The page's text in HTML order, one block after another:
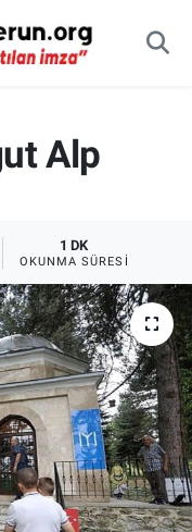
Alp
1 DK
OKUNMA SÜRESI